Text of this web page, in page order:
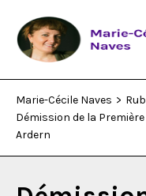
Rubriques
Qui suis-je ?
Marie-Cécile Naves >
Démission de la
Ardern